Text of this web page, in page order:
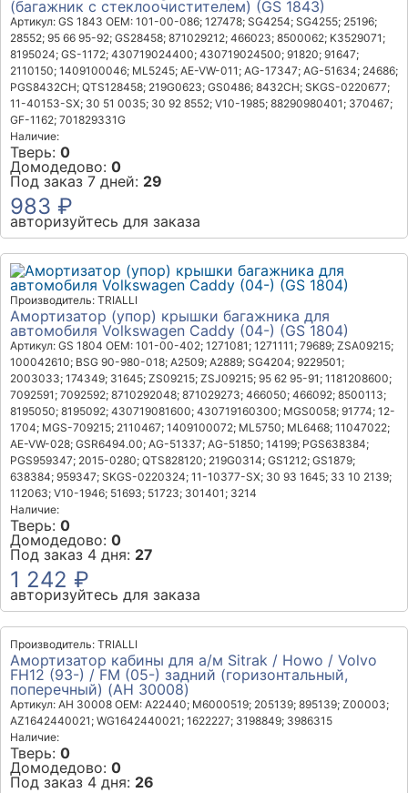
(багажник с стеклоочистителем) (GS 1843)
Артикул: GS 1843 OEM: 101-00-086; 127478; SG4254; SG4255; 25196;
28552; 95 66 95-92; GS28458; 871029212; 466023; 8500062; K3529071;
8195024; GS-1172; 430719024400; 430719024500; 91820; 91647;
2110150; 1409100046; ML5245; AE-VW-011; AG-17347; AG-51634; 24686;
PGS8432CH; QTS128458; 219G0623; GS0486; 8432CH; SKGS-0220677;
11-40153-SX; 30 51 0035; 30 92 8552; V10-1985; 88290980401; 370467;
GF-1162; 701829331G
Наличие:
Тверь: 0
Домодедово: 0
Под заказ 7 дней: 29
983 ₽
авторизуйтесь для заказа
Производитель: TRIALLI
Амортизатор (упор) крышки багажника для
автомобиля Volkswagen Caddy (04-) (GS 1804)
Артикул: GS 1804 OEM: 101-00-402; 1271081; 1271111; 79689; ZSA09215;
100042610; BSG 90-980-018; A2509; A2889; SG4204; 9229501;
2003033; 174349; 31645; ZS09215; ZSJ09215; 95 62 95-91; 1181208600;
7092591; 7092592; 8710292048; 871029273; 466050; 466092; 8500113;
8195050; 8195092; 430719081600; 430719160300; MGS0058; 91774; 12-
1704; MGS-709215; 2110467; 1409100072; ML5750; ML6468; 11047022;
AE-VW-028; GSR6494.00; AG-51337; AG-51850; 14199; PGS638384;
PGS959347; 2015-0280; QTS828120; 219G0314; GS1212; GS1879;
638384; 959347; SKGS-0220324; 11-10377-SX; 30 93 1645; 33 10 2139;
112063; V10-1946; 51693; 51723; 301401; 3214
Наличие:
Тверь: 0
Домодедово: 0
Под заказ 4 дня: 27
1 242 ₽
авторизуйтесь для заказа
Производитель: TRIALLI
Амортизатор кабины для а/м Sitrak / Howo / Volvo
FH12 (93-) / FM (05-) задний (горизонтальный,
поперечный) (AH 30008)
Артикул: AH 30008 OEM: A22440; M6000519; 205139; 895139; Z00003;
AZ1642440021; WG1642440021; 1622227; 3198849; 3986315
Наличие:
Тверь: 0
Домодедово: 0
Под заказ 4 дня: 26